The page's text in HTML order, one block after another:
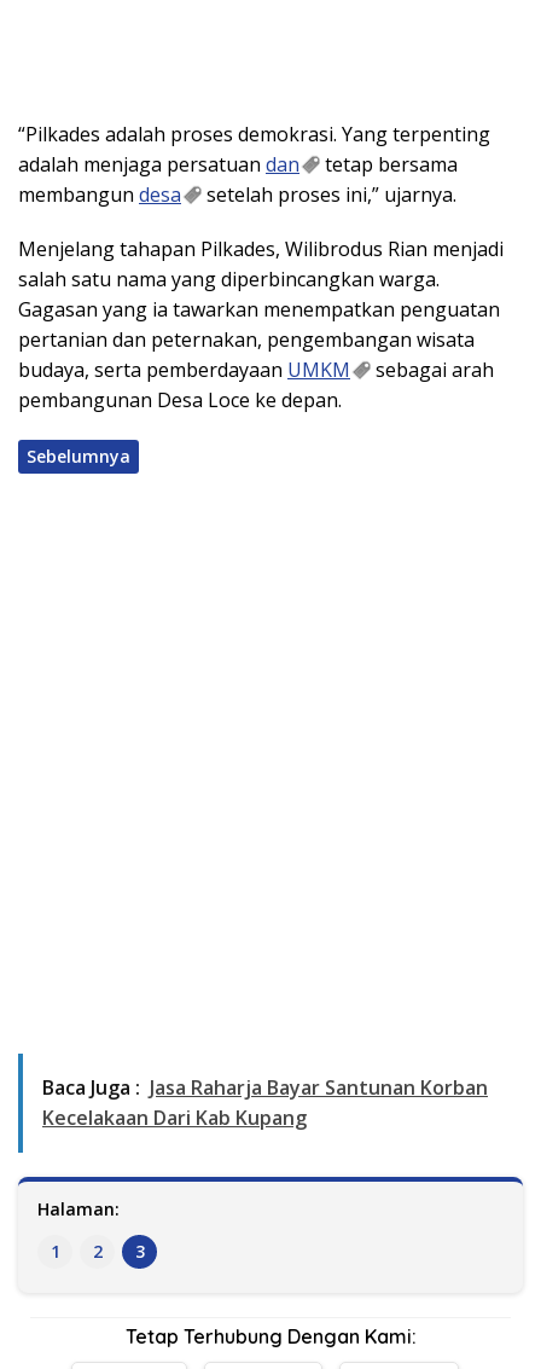
“Pilkades adalah proses demokrasi. Yang terpenting
adalah menjaga persatuan dan
tetap bersama
membangun desa setelah proses ini,” ujarnya.
Menjelang tahapan Pilkades, Wilibrodus Rian menjadi
salah satu nama yang diperbincangkan warga.
Gagasan yang ia tawarkan menempatkan penguatan
pertanian dan peternakan, pengembangan wisata
budaya, serta pemberdayaan UMKM
sebagai arah
pembangunan Desa Loce ke depan.
Sebelumnya
Baca Juga : Jasa Raharja Bayar Santunan Korban
Kecelakaan Dari Kab Kupang
Halaman:
1
2 3
Tetap Terhubung Dengan Kami: